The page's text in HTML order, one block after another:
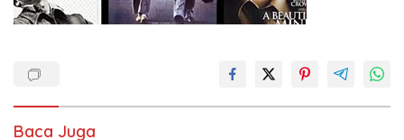
Baca Juga